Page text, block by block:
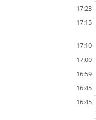
17:23
17:15
17:10
17:00
16:59
16:45
16:45